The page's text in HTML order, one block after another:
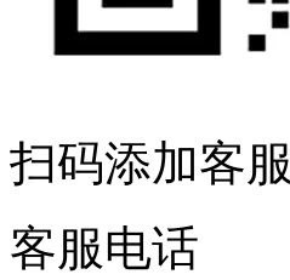
扫码添加客服
客服电话